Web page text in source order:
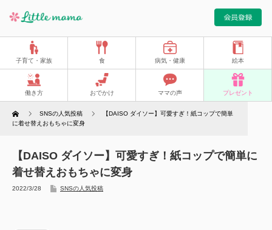
子育て・家族 食 病気・健康 絵本
働き方 おでかけ ママの声 プレゼント
Home SNSの人気投稿
【DAISO ダイソー】可愛すぎ！紙コップで簡単
に着せ替えおもちゃに変身
【DAISO ダイソー】可愛すぎ！紙コップで簡単に
着せ替えおもちゃに変身
2022/3/28 SNSの人気投稿